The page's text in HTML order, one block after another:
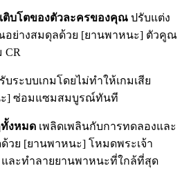
ติบโตของตัวละครของคุณ ปรับแต่ง
ย่างสมดุลด้วย [ยานพาหนะ] ตัวคูณ
CR
บระบบเกมโดยไม่ทำให้เกมเสีย
ะ] ซ่อมแซมสมบูรณ์ทันที
งหมด เพลิดเพลินกับการทดลองและ
วย [ยานพาหนะ] โหมดพระเจ้า
ละทำลายยานพาหนะที่ใกล้ที่สุด